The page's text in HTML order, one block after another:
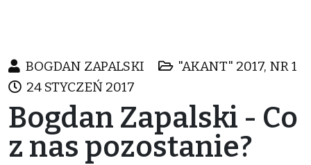
BOGDAN ZAPALSKI
"AKANT" 2017, NR 1
24 STYCZEŃ 2017
Bogdan Zapalski - Co
z nas pozostanie?